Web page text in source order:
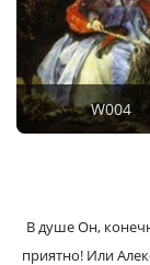
W004
В душе Он,
приятно! Или